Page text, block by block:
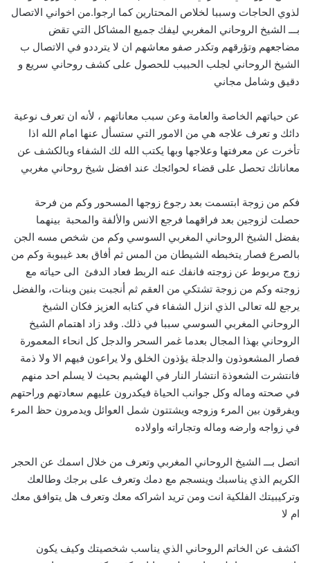
لذوي الحاجات وسببا لخلاص المحتارين كما ارجوا.من اخواني الاتصال
بـــ الشيخ الروحاني المغربي ليفك جميع المشاكل التي تقض
مضاجعهم وتؤرقهم وتكدر صفو معاشهم ان لا يترددو في الاتصال ب
الشيخ الروحاني لجلب الحبيب للحصول على كشف روحاني سريع و
دقيق وشامل مجاني
عن حياتهم الخاصة والعامة وعن سبب معاناتهم ، لأنه ان تعرف نوعية
دائك و تعرف علاجه هي من الامور التي ستسأل عنها امام الله اذا
تأخرت عن معرفتها وعلاجها وبها يكتب الله لك الشفاء وبالكشف عن
معاناتك تحصل على قضاء لحوائجك عند افضل شيخ روحاني مغربي
فكم من زوجة ابتسمت بعد رجوع زوجها المسحور وكم من فرحة
حصلت لزوجين بعد فراقهما فرجع الانس والألفة والمحبة بينهما
بفضل الشيخ الروحاني المغربي السوسي وكم من شخص مسه الجن
بالصرع فصار يتخبطه الشيطان من المس ثم أفاق بعد غيبوبة وكم من
زوج مربوط عن زوجته فانفك عنه الربط فعاد الدفئ الى حياته مع
زوجته وكم من زوجة تشتكي من العقم ثم أنجبت بنين وبنات، والفضل
يرجع لله تعالى الذي انزل الشفاء في كتابه العزيز فكان الشيخ
الروحاني المغربي السوسي سببا في ذلك. وقد زاد اهتمام الشيخ
الروحاني بهذا المجال بعدما غمر السحر والدجل كل انحاء المعمورة
فصار المشعوذون والدجلة يؤذون الخلق ولا يراعون فيهم الا ولا ذمة
فانتشرت الشعوذة انتشار النار في الهشيم بحيث لا يسلم احد منهم
في صحته وماله وكل جوانب الحياة فيكدرون عليهم سعادتهم وراحتهم
ويفرقون بين المرء وزوجه ويشتتون شمل العوائل ويدمرون حظ المرء
في زواجه وارضه وماله وتجاراته واولاده
اتصل بـــ الشيخ الروحاني المغربي وتعرف من خلال اسمك عن الحجر
الكريم الذي يناسبك وينسجم مع دمك وتعرف على برجك وطالعك
وتركيبيتك الفلكية انت ومن تريد اشراكه معك وتعرف هل يتوافق معك
ام لا
اكشف عن الخاتم الروحاني الذي يناسب شخصيتك وكيف يكون